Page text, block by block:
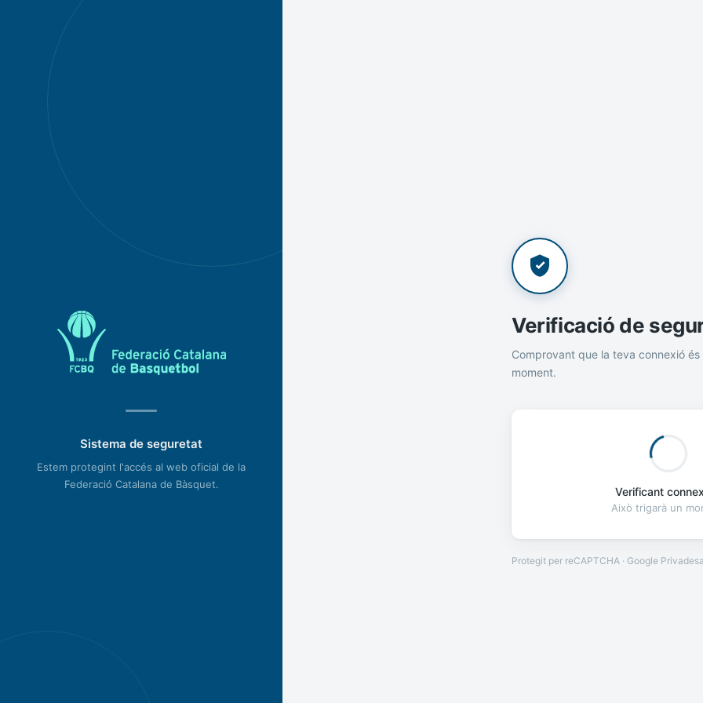
Sistema de seguretat
Estem protegint l'accés al web oficial de la
Federació Catalana de Bàsquet.
Verificació de
Comprovant que la teva connexió és
moment.
Verificant
Això trigarà un
Protegit per reCAPTCHA · Google Privadesa